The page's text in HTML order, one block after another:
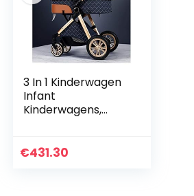
3 In 1 Kinderwagen
Infant
Kinderwagens,
Kinderwagen Klap
€431.30